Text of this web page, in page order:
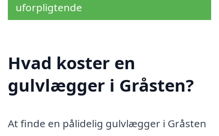
uforpligtende
Hvad koster en
gulvlægger i Gråsten?
At finde en pålidelig gulvlægger i Gråsten